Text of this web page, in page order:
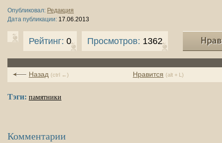
Опубликовал: Редакция
Дата публикации: 17.06.2013
Рейтинг: 0 Просмотров: 1362
Нравится (alt + L)
Назад (ctrl ←)
Тэги: памятники
Комментарии